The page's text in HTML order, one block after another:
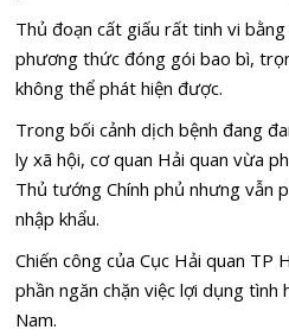
Thủ đoạn cất giấu rất tinh vi
phương thức đóng gói bao bì,
không thể phát hiện được.
Trong bối cảnh dịch bệnh đang
ly xã hội, cơ quan Hải quan vừa
Thủ tướng Chính phủ nhưng vẫn
nhập khẩu.
Chiến công của Cục Hải quan
phần ngăn chặn việc lợi dụng
Nam.